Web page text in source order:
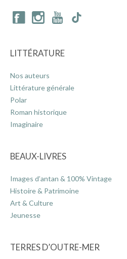
LITTÉRATURE
Nos auteurs
Littérature générale
Polar
Roman historique
Imaginaire
BEAUX-LIVRES
Images d’antan & 100% Vintage
Histoire & Patrimoine
Art & Culture
Jeunesse
TERRES D’OUTRE-MER